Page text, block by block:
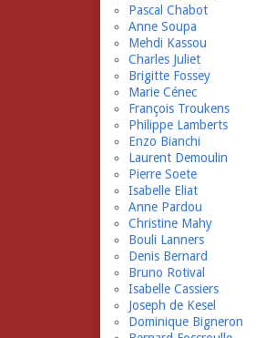
Pascal Chabot
Anne Soupa
Mehdi Kassou
Charles Juliet
Brigitte Fossey
Marie Cénec
François Troukens
Philippe Lamberts
Enzo Bianchi
Laurent Demoulin
Pierre Soete
Isabelle Eliat
Anne Pardou
Christine Mahy
Bouli Lanners
Denis Bernard
Bruno Rotival
Isabelle Cassiers
Joseph de Kesel
Dominique Bigneron